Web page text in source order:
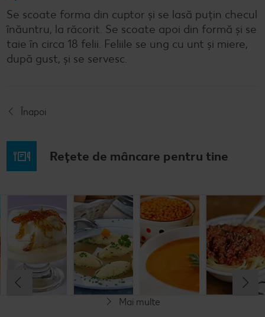
Se scoate forma din cuptor și se lasă puțin checul
înăuntru, la răcorit. Se scoate apoi din formă și se
taie în circa 18 felii. Feliile se ung cu unt și miere,
după gust, și se servesc.
Înapoi
Rețete de mâncare pentru tine
Musaca de
cartofi cu
cașcaval
Cel mult 60 minute
Rafinat
Lapte de
pasăre
Cel mult 60 minute
Rafinat
Supă
tradițională
cu găluşte
Supă cremă de
linte
Cel mult 60 minute
Simplu
Mai multe